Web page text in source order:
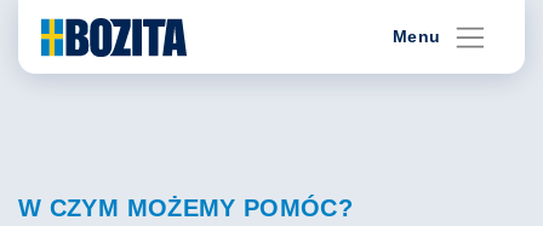
content
Menu
W CZYM MOŻEMY POMÓC?